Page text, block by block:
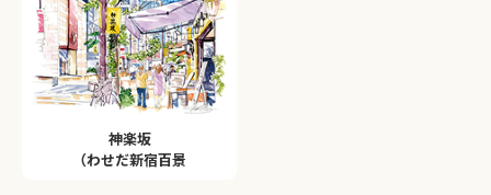
神楽坂
（わせだ新宿百景